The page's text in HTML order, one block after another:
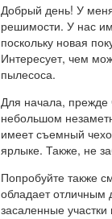
Добрый день! У
решимости. У нас
поскольку новая
Интересует, чем
пылесоса.
Для начала, прежде
небольшом
имеет съемный
ярлыке. Также, не
Попробуйте также
обладает отличным
засаленные участки